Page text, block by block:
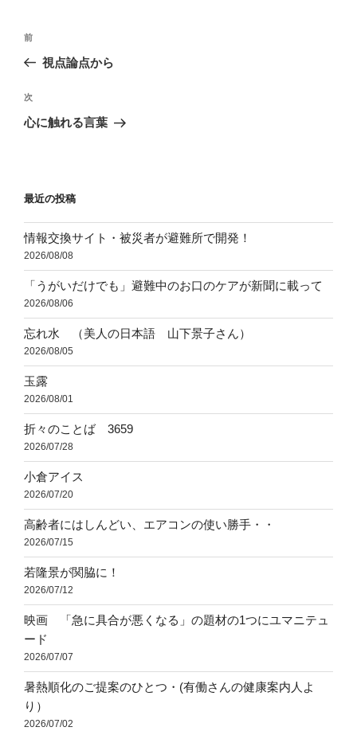
投
ビ
ゲ
ン
前
の
稿
前
視点論点から
次
の
次
心に触れる言葉
最近の投稿
情報交換サイト・被災者が避難所で開発！
2026/08/08
「うがいだけでも」避難中のお口のケアが新聞に載って
2026/08/06
忘れ水 （美人の日本語 山下景子さん）
2026/08/05
玉露
2026/08/01
折々のことば 3659
2026/07/28
小倉アイス
2026/07/20
高齢者にはしんどい、エアコンの使い勝手・・
2026/07/15
若隆景が関脇に！
2026/07/12
映画 「急に具合が悪くなる」の題材の1つにユマニテュ
ード
2026/07/07
暑熱順化のご提案のひとつ・(有働さんの健康案内人よ
り）
2026/07/02